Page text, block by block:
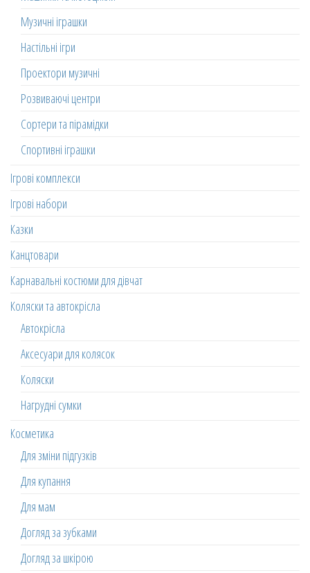
Музичні іграшки
Настільні ігри
Проектори музичні
Розвиваючі центри
Сортери та пірамідки
Спортивні іграшки
Ігрові комплекси
Ігрові набори
Казки
Канцтовари
Карнавальні костюми для дівчат
Коляски та автокрісла
Автокрісла
Аксесуари для колясок
Коляски
Нагрудні сумки
Косметика
Для зміни підгузків
Для купання
Для мам
Догляд за зубками
Догляд за шкірою